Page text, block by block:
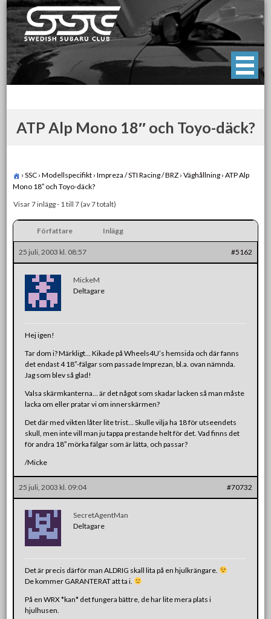
Skip
to
content
Swedish Subaru Club
För oss som älskar Subaru!
ATP Alp Mono 18″ och Toyo-däck?
› SSC › Modellspecifikt › Impreza / STI Racing / BRZ › Väghållning › ATP Alp
Mono 18″ och Toyo-däck?
Visar 7 inlägg - 1 till 7 (av 7 totalt)
Författare Inlägg
25 juli, 2003 kl. 08:57 #5162
MickeM
Deltagare
Hej igen!
Tar dom i? Märkligt… Kikade på Wheels4U’s hemsida och där fanns
det endast 4 18″-fälgar som passade Imprezan, bl.a. ovan nämnda.
Jag som blev så glad!
Valsa skärmkanterna… är det något som skadar lacken så man måste
lacka om eller pratar vi om innerskärmen?
Det där med vikten låter lite trist… Skulle vilja ha 18 för utseendets
skull, men inte vill man ju tappa prestande helt för det. Vad finns det
för andra 18″ mörka fälgar som är lätta, och passar?
/Micke
25 juli, 2003 kl. 09:04 #70732
SecretAgentMan
Deltagare
Det är precis därför man ALDRIG skall lita på en hjulkrängare.
De kommer GARANTERAT att ta i.
På en WRX *kan* det fungera bättre, de har lite mera plats i
hjulhusen.